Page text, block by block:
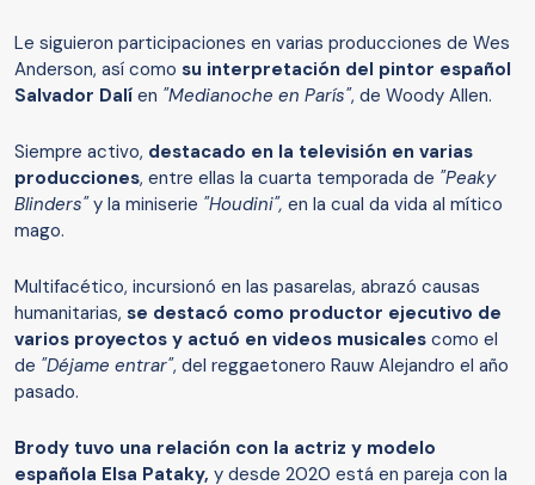
Le siguieron participaciones en varias producciones de Wes
Anderson, así como su interpretación del pintor español
Salvador Dalí en "Medianoche en París", de Woody Allen.
Siempre activo, destacado en la televisión en varias
producciones, entre ellas la cuarta temporada de "Peaky
Blinders"y la miniserie "Houdini", en la cual da vida al mítico
mago.
Multifacético, incursionó en las pasarelas, abrazó causas
humanitarias, se destacó como productor ejecutivo de
varios proyectos y actuó en videos musicales como el
de "Déjame entrar", del reggaetonero Rauw Alejandro el año
pasado.
Brody tuvo una relación con la actriz y modelo
española Elsa Pataky, y desde 2020 está en pareja con la